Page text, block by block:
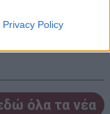
Privacy Policy
και
όλα τα νέα